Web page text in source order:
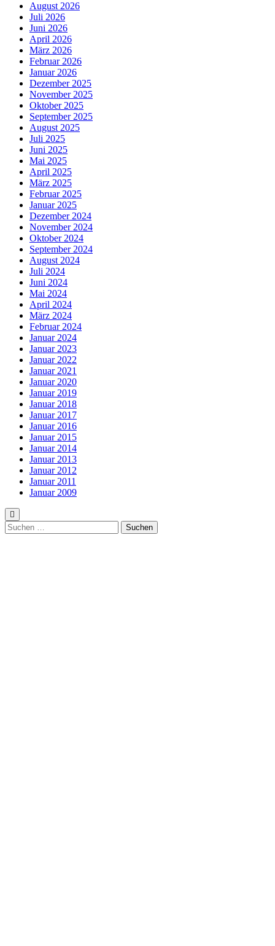
August 2026
Juli 2026
Juni 2026
April 2026
März 2026
Februar 2026
Januar 2026
Dezember 2025
November 2025
Oktober 2025
September 2025
August 2025
Juli 2025
Juni 2025
Mai 2025
April 2025
März 2025
Februar 2025
Januar 2025
Dezember 2024
November 2024
Oktober 2024
September 2024
August 2024
Juli 2024
Juni 2024
Mai 2024
April 2024
März 2024
Februar 2024
Januar 2024
Januar 2023
Januar 2022
Januar 2021
Januar 2020
Januar 2019
Januar 2018
Januar 2017
Januar 2016
Januar 2015
Januar 2014
Januar 2013
Januar 2012
Januar 2011
Januar 2009
Suchen
nach: